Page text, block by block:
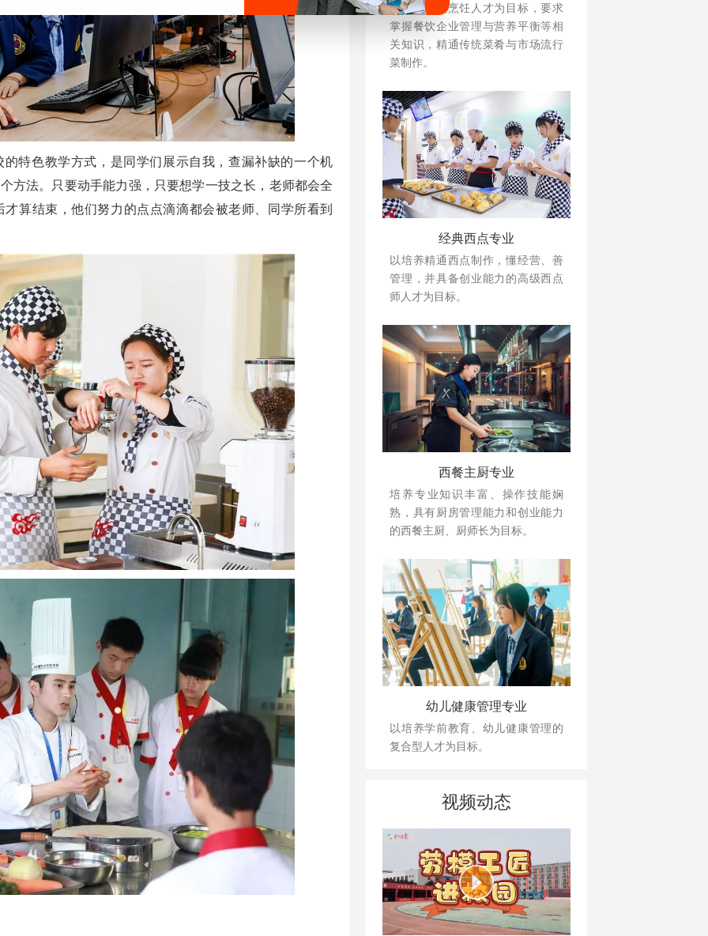
特色教学方式，是同学们展示自我，查漏补缺的一个机
方法。只要动手能力强，只要想学一技之长，老师都会全
算结束，他们努力的点点滴滴都会被老师、同学所看到
厨、中高级烹饪人才为目标，要求
掌握餐饮企业管理与营养平衡等相
关知识，精通传统菜肴与市场流行
菜制作。
经典西点专业
以培养精通西点制作，懂经营、善
管理，并具备创业能力的高级西点
师人才为目标。
西餐主厨专业
培养专业知识丰富、操作技能娴
熟，具有厨房管理能力和创业能力
的西餐主厨、厨师长为目标。
幼儿健康管理专业
以培养学前教育、幼儿健康管理的
复合型人才为目标。
视频动态